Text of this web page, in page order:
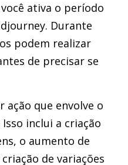
ativa o período
Durante
podem realizar
de precisar se
ação que envolve o
inclui a criação
o aumento de
de variações